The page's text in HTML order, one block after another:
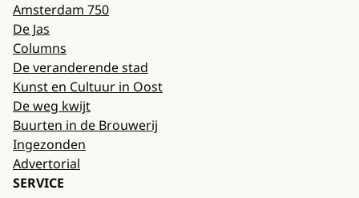
Amsterdam 750
De Jas
Columns
De veranderende stad
Kunst en Cultuur in Oost
De weg kwijt
Buurten in de Brouwerij
Ingezonden
Advertorial
SERVICE